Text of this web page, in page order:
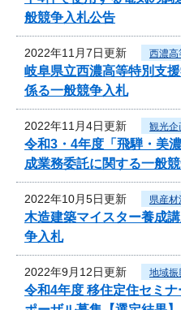
般競争入札公告
2022年11月7日更新 西濃高
岐阜県立西濃高等特別支
係る一般競争入札
2022年11月4日更新 観光企
令和3・4年度「飛騨・美
成業務委託に関する一般
2022年10月5日更新 県産
木造建築マイスター養成
争入札
2022年9月12日更新 地域振
令和4年度 移住定住セミ